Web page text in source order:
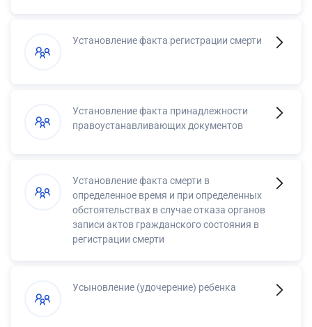
Установление факта регистрации смерти
Установление факта принадлежности
правоустанавливающих документов
Установление факта смерти в
определенное время и при определенных
обстоятельствах в случае отказа органов
записи актов гражданского состояния в
регистрации смерти
Усыновление (удочерение) ребенка